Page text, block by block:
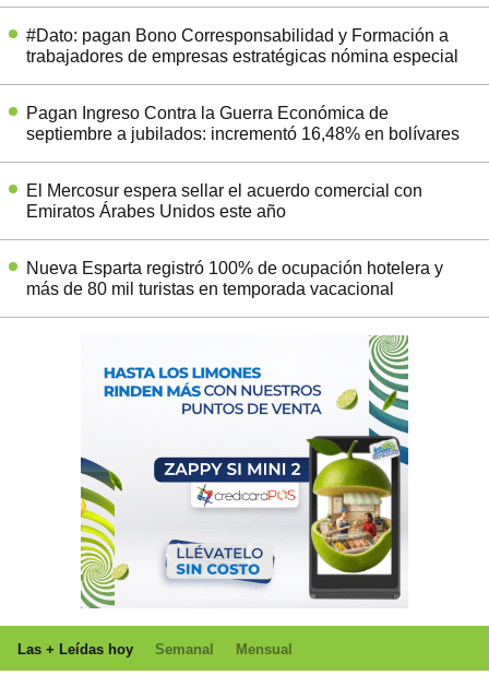
#Dato: pagan Bono Corresponsabilidad y Formación a
trabajadores de empresas estratégicas nómina especial
Pagan Ingreso Contra la Guerra Económica de
septiembre a jubilados: incrementó 16,48% en bolívares
El Mercosur espera sellar el acuerdo comercial con
Emiratos Árabes Unidos este año
Nueva Esparta registró 100% de ocupación hotelera y
más de 80 mil turistas en temporada vacacional
Las + Leídas hoy Semanal Mensual